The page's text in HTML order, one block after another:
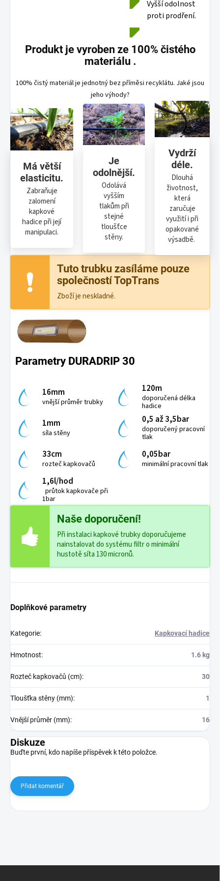
Vyšší odolnost
proti prodření.
Produkt je vyroben ze 100% čistého
materiálu .
100% čistý materiál je jednotný bez příměsi recyklátu. Jaké jsou
jeho výhody?
Má větší
elasticitu.
Zabraňuje
zalomení
kapkové
hadice při její
manipulaci.
Je
odolnější.
Odolává
vyšším
tlakům při
stejné
tloušťce
stěny.
Vydrží
déle.
Dlouhá
životnost,
která
zaručuje
využití i při
opakované
výsadbě.
Tuto trubku zasíláme pouze
společností TopTrans
Zboží je neskladné.
Parametry DURADRIP 30
16mm
vnější průměr trubky
120m
doporučená délka
hadice
1mm
síla stěny
0,5 až 3,5bar
doporučený pracovní
tlak
33cm
rozteč kapkovačů
0,05bar
minimální pracovní tlak
1,6l/hod
průtok kapkovače při
1bar
Naše doporučení!
Při instalaci kapkové trubky doporučujeme
nainstalovat do systému filtr o minimální
hustotě síta 130 micronů.
Doplňkové parametry
Kategorie: Kapkovací hadice
Hmotnost: 1.6 kg
Rozteč kapkovačů (cm): 30
Tloušťka stěny (mm): 1
Vnější průměr (mm): 16
Diskuze
Buďte první, kdo napíše příspěvek k této položce.
Přidat komentář